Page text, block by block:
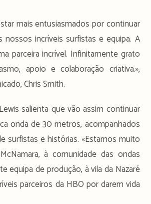
mais entusiasmados por continuar
nossos incríveis surfistas e equipa. A
parceira incrível. Infinitamente grato
apoio e colaboração criativa.»,
Chris Smith.
salienta que vão assim continuar
onda de 30 metros, acompanhados
surfistas e histórias. «Estamos muito
à comunidade das ondas
equipa de produção, à vila da Nazaré
parceiros da HBO por darem vida